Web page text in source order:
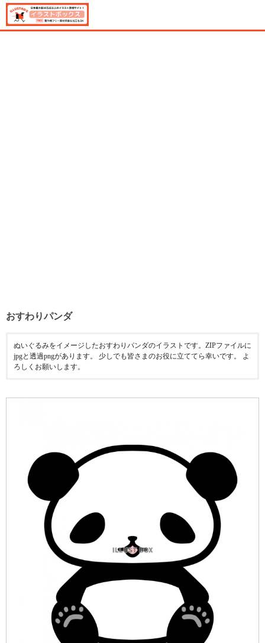
おすわりパンダ
ぬいぐるみをイメージしたおすわりパンダのイラストです。ZIPファイルに
jpgと透過pngがあります。 少しでも皆さまのお役に立ててら幸いです。 よ
ろしくお願いします。